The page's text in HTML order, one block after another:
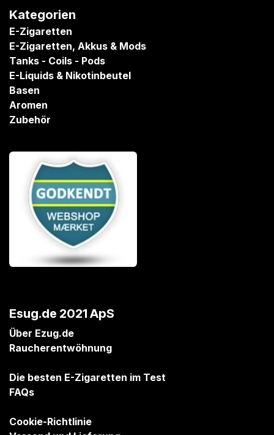
Kategorien
E-Zigaretten
E-Zigaretten, Akkus & Mods
Tanks - Coils - Pods
E-Liquids & Nikotinbeutel
Basen
Aromen
Zubehör
Esug.de 2021 ApS
Über Ezug.de
Raucherentwöhnung
Die besten E-Zigaretten im Test
FAQs
Cookie-Richtlinie